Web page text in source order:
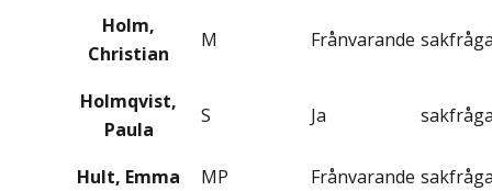
Holm,
Christian
M Frånvarande
Holmqvist,
Paula
S Ja
Hult, Emma MP Frånvarande